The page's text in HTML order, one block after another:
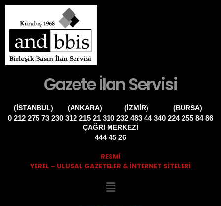
Gazete İlan Servisi
(İSTANBUL)
0 212 275 73 23
(ANKARA)
0 312 215 21 31
(İZMIR)
0 232 483 44 34
(BURSA)
0 224 255 84 86
ÇAĞRI MERKEZİ
444 45 26
RESMİ
YEREL – ULUSAL GAZETELER & INTERNET SITELERI